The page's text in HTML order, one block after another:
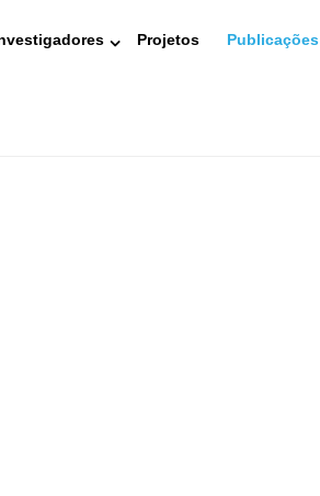
Projetos Publicações